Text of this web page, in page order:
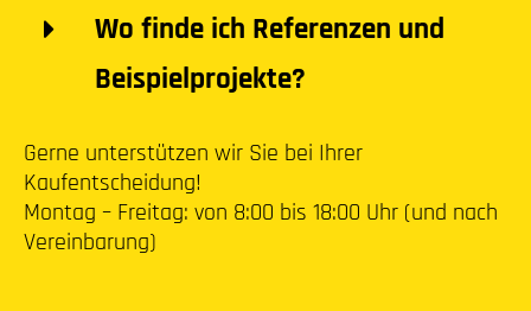
Wo finde ich Referenzen und
Beispielprojekte?
Gerne unterstützen wir Sie bei Ihrer
Kaufentscheidung!
Montag – Freitag: von 8:00 bis 18:00 Uhr (und nach
Vereinbarung)